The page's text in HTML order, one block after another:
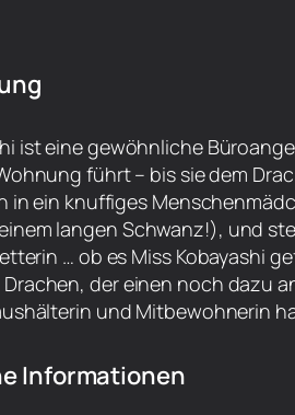
ist eine gewöhnliche
führt – bis sie dem
in ein knuffiges
langen Schwanz!), und
… ob es Miss Kobayashi
der einen noch dazu
und Mitbewohnerin
Informationen